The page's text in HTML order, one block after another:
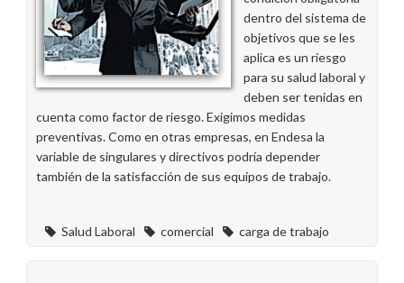
dentro del sistema de
objetivos que se les
aplica es un riesgo
para su salud laboral y
deben ser tenidas en
cuenta como factor de riesgo. Exigimos medidas
preventivas. Como en otras empresas, en Endesa la
variable de singulares y directivos podría depender
también de la satisfacción de sus equipos de trabajo.
Salud Laboral comercial carga de trabajo